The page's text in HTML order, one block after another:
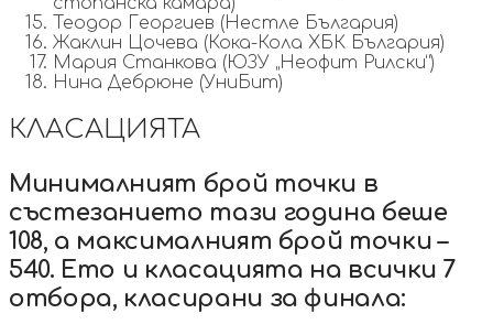
Теодор Георгиев (Нестле България)
Жаклин Цочева (Кока-Кола ХБК България)
Мария Станкова (ЮЗУ „Неофит Рилски“)
Нина Дебрюне (УниБит)
КЛАСАЦИЯТА
Минималният брой точки в
състезанието тази година беше
108, а максималният брой точки –
540. Ето и класацията на всички 7
отбора, класирани за финала: